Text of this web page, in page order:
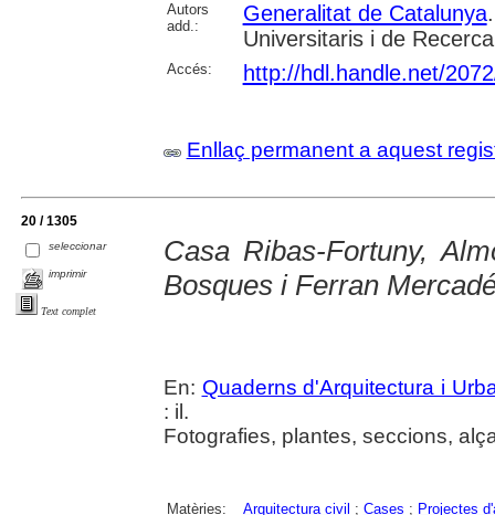
Autors
add.:
Generalitat de Catalunya
Universitaris i de Recerca
Accés: http://hdl.handle.net/
Enllaç permanent a aquest
20 / 1305
seleccionar
imprimir
Text complet
Casa Ribas-Fortuny,
Bosques i Ferran
En: Quaderns d'Arquitectura i
: il.
Fotografies, plantes, seccions,
Matèries: Arquitectura civil ; Cases ; Projectes